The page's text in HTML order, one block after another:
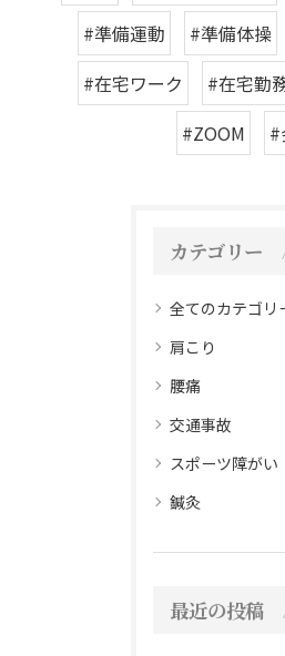
#準備運動
#準備体操
#在宅ワーク
#在宅勤
#ZOOM
#
カテゴリー
全てのカテゴリ
肩こり
腰痛
交通事故
スポーツ障がい
鍼灸
最近の投稿